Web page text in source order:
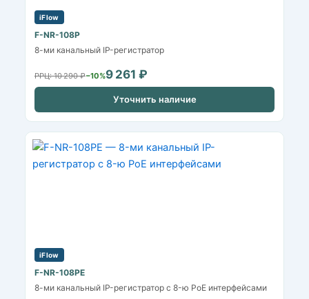
iFlow
F-NR-108P
8-ми канальный IP-регистратор
РРЦ: 10 290 ₽−10%9 261 ₽
Уточнить наличие
iFlow
F-NR-108PE
8-ми канальный IP-регистратор c 8-ю PoE интерфейсами